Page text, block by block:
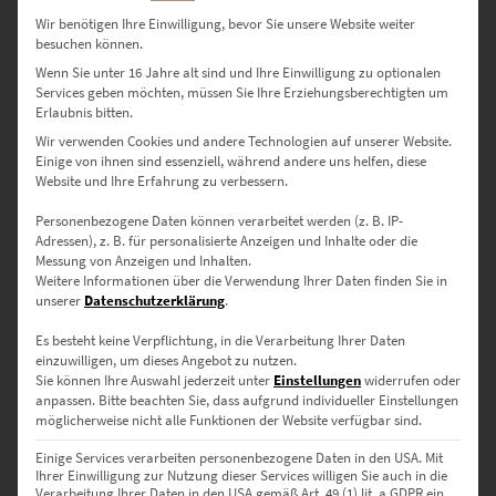
Lieferzeit: ca. 10 Werktage
Dieses Produkt weist mehrere Varianten auf. Die Optionen können auf der Produktseite gewählt werden
Wir benötigen Ihre Einwilligung, bevor Sie unsere Website weiter
besuchen können.
Wenn Sie unter 16 Jahre alt sind und Ihre Einwilligung zu optionalen
Services geben möchten, müssen Sie Ihre Erziehungsberechtigten um
Erlaubnis bitten.
Wir verwenden Cookies und andere Technologien auf unserer Website.
Einige von ihnen sind essenziell, während andere uns helfen, diese
Website und Ihre Erfahrung zu verbessern.
Personenbezogene Daten können verarbeitet werden (z. B. IP-
Adressen), z. B. für personalisierte Anzeigen und Inhalte oder die
Messung von Anzeigen und Inhalten.
Weitere Informationen über die Verwendung Ihrer Daten finden Sie in
unserer Datenschutzerklärung.
Es besteht keine Verpflichtung, in die Verarbeitung Ihrer Daten
einzuwilligen, um dieses Angebot zu nutzen.
Sie können Ihre Auswahl jederzeit unter Einstellungenwiderrufen oder
anpassen. Bitte beachten Sie, dass aufgrund individueller Einstellungen
möglicherweise nicht alle Funktionen der Website verfügbar sind.
Einige Services verarbeiten personenbezogene Daten in den USA. Mit
Ihrer Einwilligung zur Nutzung dieser Services willigen Sie auch in die